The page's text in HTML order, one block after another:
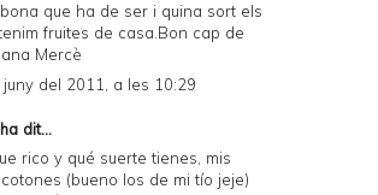
que ha de ser i quina sort els
fruites de casa.Bon cap de
Mercè
juny del 2011, a les 10:29
ha dit...
rico y qué suerte tienes, mis
(bueno los de mi tío jeje)